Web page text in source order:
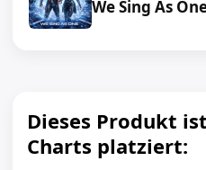
We Sing As
Dieses Produkt
Charts platziert: